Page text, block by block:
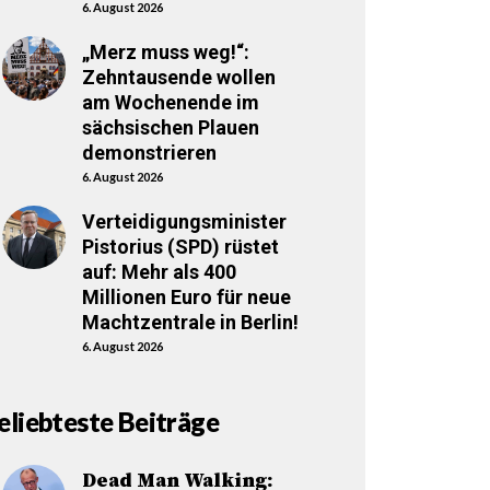
6. August 2026
„Merz muss weg!“:
Zehntausende wollen
am Wochenende im
sächsischen Plauen
demonstrieren
6. August 2026
Verteidigungsminister
Pistorius (SPD) rüstet
auf: Mehr als 400
Millionen Euro für neue
Machtzentrale in Berlin!
6. August 2026
Beiträge
Dead Man Walking: